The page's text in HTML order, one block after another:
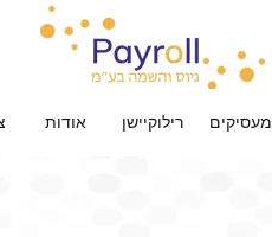
מעסיקים רילוקיישן אודות